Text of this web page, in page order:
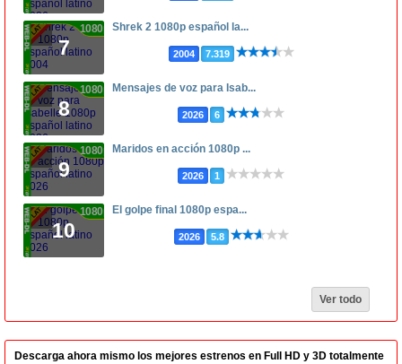
7
1080p Shrek 2 1080p español la...
2004 7.319
8
1080p Mensajes de voz para Isab...
2026 6
9
1080p Maridos en acción 1080p ...
2026 1
10
1080p El golpe final 1080p espa...
2026 5.8
Ver todo
Descarga ahora mismo los mejores estrenos en Full HD y 3D totalmente